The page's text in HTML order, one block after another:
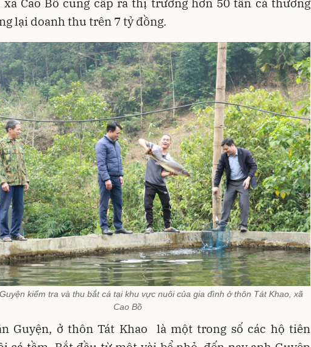
lại doanh thu trên 7 tỷ đồng.
kiểm tra và thu bắt cá tại khu vực nuôi của gia đình ở thôn Tát Khao, xã
Cao Bồ
Guyện, ở thôn Tát Khao là một trong số các hộ tiên